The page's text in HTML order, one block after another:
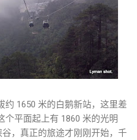
约 1650 米的白鹅新站，这里差
个平面起上有 1860 米的光明
，真正的旅途才刚刚开始，千